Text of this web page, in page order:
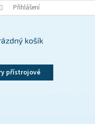
ZÁSADY OCHRANY OSOBNÍCH
Přihlášení
košík
přístrojové